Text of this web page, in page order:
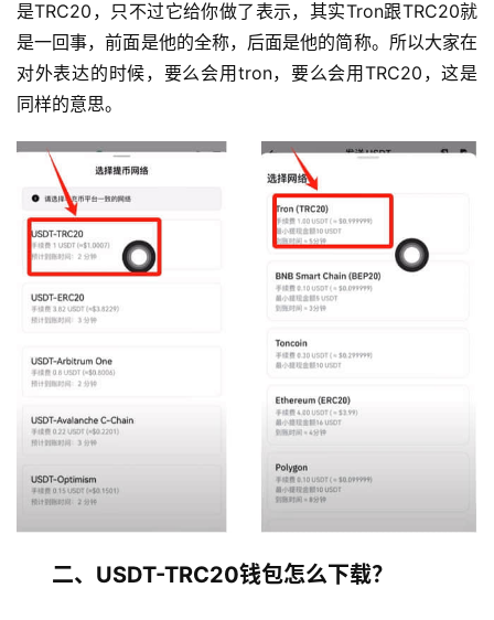
是TRC20，只不过它给你做了表示，其实Tron跟TRC20就
是一回事，前面是他的全称，后面是他的简称。所以大家在
对外表达的时候，要么会用tron，要么会用TRC20，这是
同样的意思。
二、USDT-TRC20钱包怎么下载？